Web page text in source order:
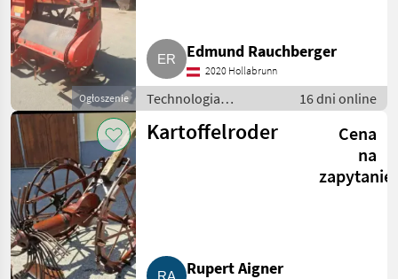
Ogłoszenie
Edmund Rauchberger
2020 Hollabrunn
Technologia
ziemniaczana / Inne
rozwiązania
16 dni online
Kartoffelroder
Cena
na
zapytanie
Rupert Aigner